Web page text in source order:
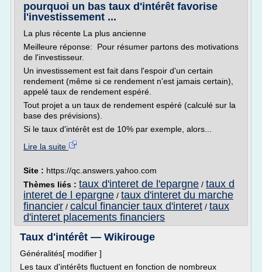
pourquoi un bas taux d'intérêt favorise
l'investissement ...
La plus récente La plus ancienne
Meilleure réponse: Pour résumer partons des motivations
de l'investisseur.
Un investissement est fait dans l'espoir d'un certain
rendement (même si ce rendement n'est jamais certain),
appelé taux de rendement espéré.
Tout projet a un taux de rendement espéré (calculé sur la
base des prévisions).
Si le taux d'intérêt est de 10% par exemple, alors...
Lire la suite
Site : https://qc.answers.yahoo.com
Thèmes liés : taux d'interet de l'epargne / taux d
interet de l epargne / taux d'interet du marche
financier / calcul financier taux d'interet / taux
d'interet placements financiers
Taux d'intérêt — Wikirouge
Généralités[ modifier ]
Les taux d'intérêts fluctuent en fonction de nombreux